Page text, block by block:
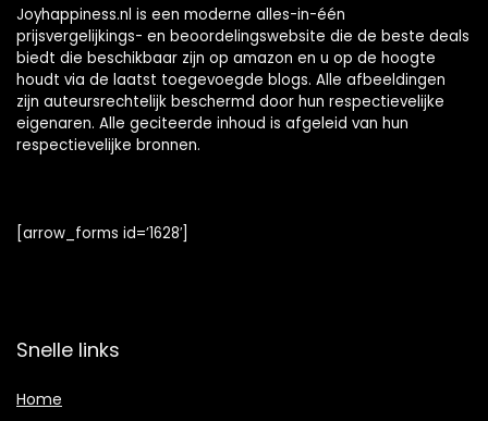
Joyhappiness.nl is een moderne alles-in-één
prijsvergelijkings- en beoordelingswebsite die de beste deals
biedt die beschikbaar zijn op amazon en u op de hoogte
houdt via de laatst toegevoegde blogs. Alle afbeeldingen
zijn auteursrechtelijk beschermd door hun respectievelijke
eigenaren. Alle geciteerde inhoud is afgeleid van hun
respectievelijke bronnen.
[arrow_forms id=’1628′]
Snelle links
Home